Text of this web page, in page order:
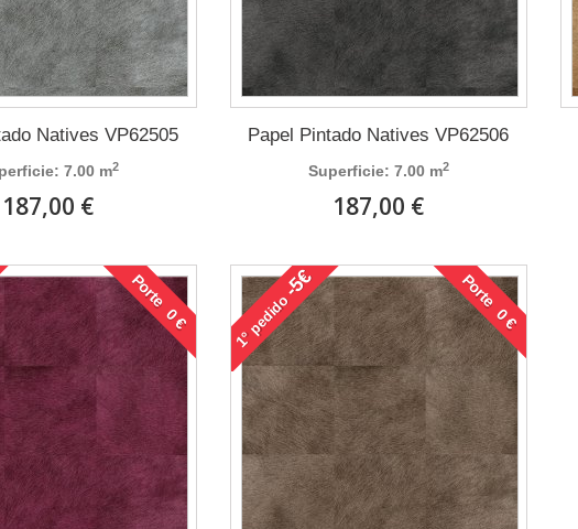
Natives VP62505
7.00 m2
187,00 €
Papel Pintado Natives VP62506
Superficie: 7.00 m2
187,00 €
Porte 0 €
1°
pedido
-5€ Porte 0 €